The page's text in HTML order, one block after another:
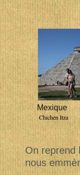
Mexique
Chichen Itza
On reprend
nous